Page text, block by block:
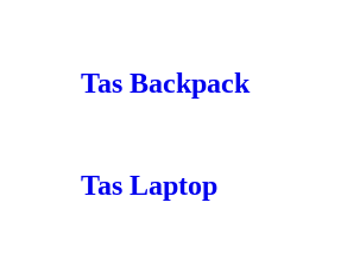
Tas Backpack
Tas Laptop